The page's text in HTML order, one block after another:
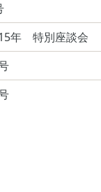
年 特別座談会